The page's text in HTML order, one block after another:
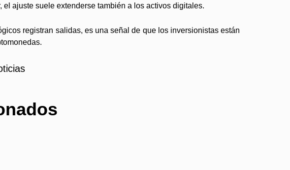
ajuste suele extenderse también a los activos digitales.
registran salidas, es una señal de que los inversionistas están